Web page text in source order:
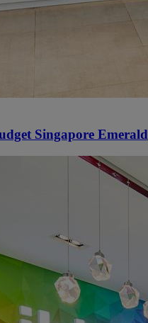
Singapore Emerald